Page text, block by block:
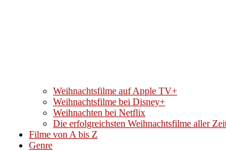
Weihnachtsfilme auf Apple TV+
Weihnachtsfilme bei Disney+
Weihnachten bei Netflix
Die erfolgreichsten Weihnachtsfilme aller
Filme von A bis Z
Genre